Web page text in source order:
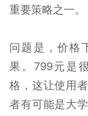
重要策略之一。
问题是，价格
果。799元是
格，这让使用
者有可能是大